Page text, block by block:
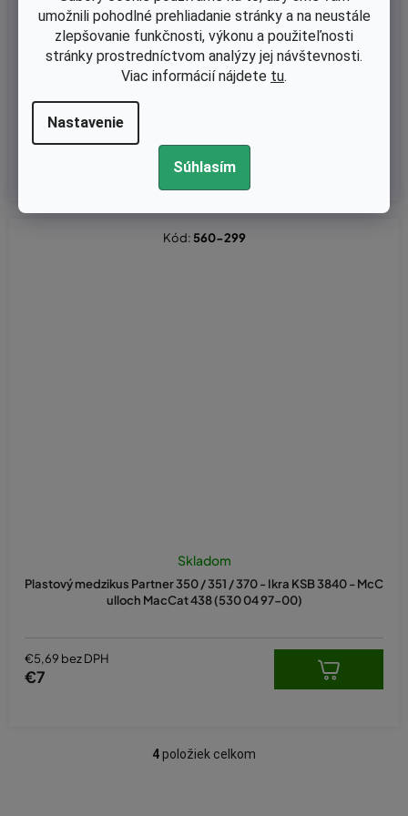
umožnili pohodlné prehliadanie stránky a na neustále
zlepšovanie funkčnosti, výkonu a použiteľnosti
stránky prostredníctvom analýzy jej návštevnosti.
Viac informácií nájdete tu.
Nastavenie
Súhlasím
Štartovacia kladka Partner 351, 370, Wood Shark, Electrolux 211
5 - Ikra KSB 3940 - McCulloch Mac 438 (545 03 43-01 / 530 03 7
Skladom
€5,37 bez DPH
€6,60
Plastový medzikus Partner 350 / 351 / 370 - Ikra KSB 3840 - McC
ulloch MacCat 438 (530 04 97-00)
Skladom
€5,69 bez DPH
€7
Kód: 560-299
O
4položiek celkom